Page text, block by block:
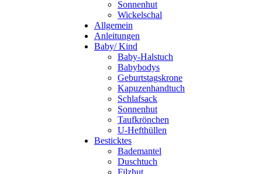
Sonnenhut
Wickelschal
Allgemein
Anleitungen
Baby/ Kind
Baby-Halstuch
Babybodys
Geburtstagskrone
Kapuzenhandtuch
Schlafsack
Sonnenhut
Taufkrönchen
U-Hefthüllen
Besticktes
Bademantel
Duschtuch